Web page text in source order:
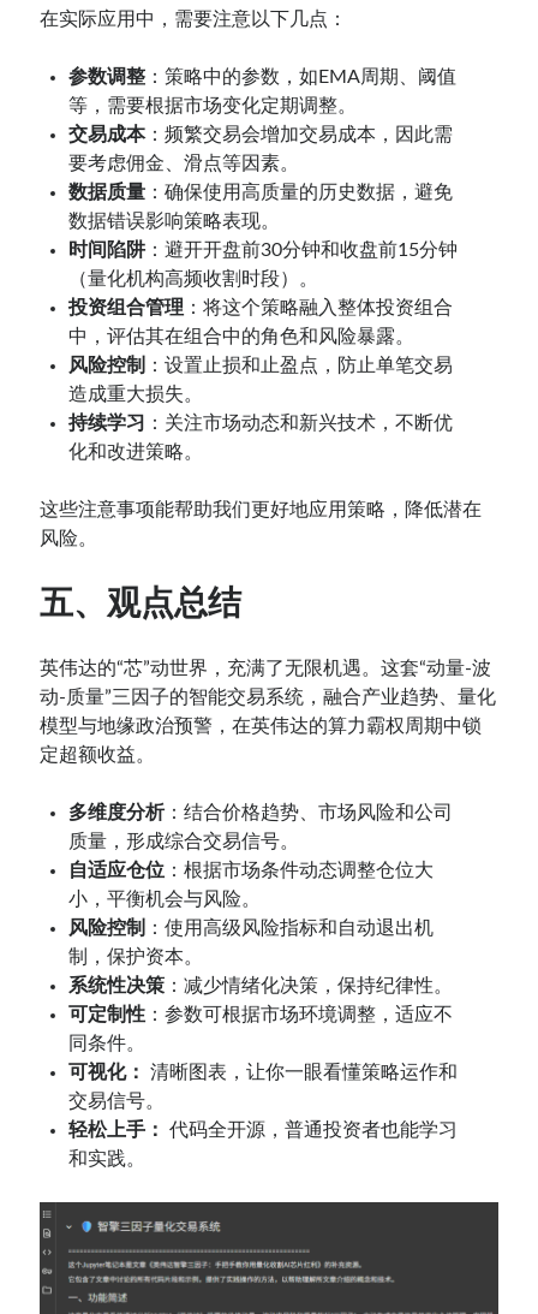
在实际应用中，需要注意以下几点：
参数调整 ：策略中的参数，如EMA周期、阈值
等，需要根据市场变化定期调整。
交易成本：频繁交易会增加交易成本，因此需
要考虑佣金、滑点等因素。
数据质量 ：确保使用高质量的历史数据，避免
数据错误影响策略表现。
时间陷阱 ：避开开盘前30分钟和收盘前15分钟
（量化机构高频收割时段）。
投资组合管理 ：将这个策略融入整体投资组合
中，评估其在组合中的角色和风险暴露。
风险控制
：设置止损和止盈点，防止单笔交易
造成重大损失。
持续学习
：关注市场动态和新兴技术，不断优
化和改进策略。
这些注意事项能帮助我们更好地应用策略，降低潜在
风险。
五、观点总结
英伟达的“芯”动世界，充满了无限机遇。这套“动量-波
动-质量”三因子的智能交易系统，融合产业趋势、量化
模型与地缘政治预警，在英伟达的算力霸权周期中锁
定超额收益。
多维度分析：结合价格趋势、市场风险和公司
质量，形成综合交易信号。
自适应仓位 ：根据市场条件动态调整仓位大
小，平衡机会与风险。
风险控制
：使用高级风险指标和自动退出机
制，保护资本。
系统性决策 ：减少情绪化决策，保持纪律性。
可定制性 ：参数可根据市场环境调整，适应不
同条件。
可视化：
清晰图表，让你一眼看懂策略运作和
交易信号。
轻松上手：
代码全开源，普通投资者也能学习
和实践。